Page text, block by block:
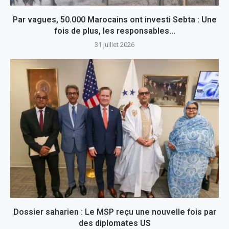
Par vagues, 50.000 Marocains ont investi Sebta : Une
fois de plus, les responsables...
31 juillet 2026
Dossier saharien : Le MSP reçu une nouvelle fois par
des diplomates US